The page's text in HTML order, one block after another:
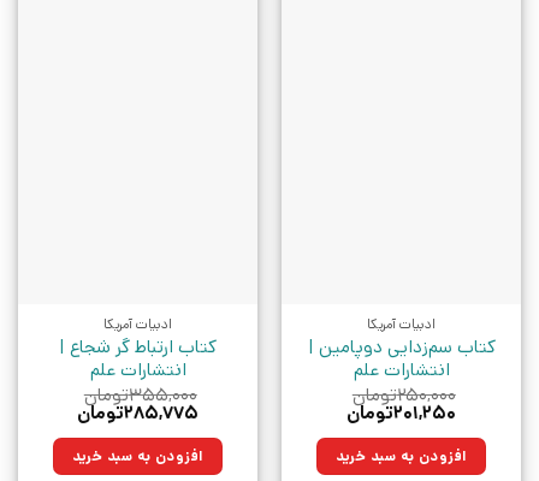
ادبیات آمریکا
کتاب سم‌زدایی دوپامین |
انتشارات علم
۲۵۰,۰۰۰تومان
قیمت
۲۵۰,۰۰۰تومان
بود.
۲۰۱,۲۵۰تومان
۲۰۱,۲۵۰تومان.افزودن به سبد خرید
ادبیات آمریکا
کتاب ارتباط گر شجاع |
انتشارات علم
۳۵۵,۰۰۰تومان
قیمت
۳۵۵,۰۰۰تومان
بود.
۲۸۵,۷۷۵تومان
۲۸۵,۷۷۵تومان.افزودن به سبد خرید